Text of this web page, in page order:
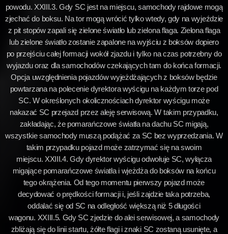
powodu. XXIII.3. Gdy SC jest na miejscu, samochody rajdowe mogą
zjechać do boksu. Na tor mogą wrócić tylko wtedy, gdy na wyjeździe
z pit stopów zapali się zielone światło lub zielona flaga. Zielona flaga
lub zielone światło zostanie zapalone na wyjściu z boksów dopiero
po przejściu całej formacji wokół zjazdu i tylko na czas potrzebny do
wyjazdu oraz dla samochodów czekających tam do końca formacji.
Opcja uwzględnienia pojazdów wyjeżdżających z boksów będzie
powtarzana na polecenie dyrektora wyścigu na każdym torze pod
SC. W określonych okolicznościach dyrektor wyścigu może
nakazać SC przejazd przez aleję serwisową. W takim przypadku,
zakładając, że pomarańczowe światła na dachu SC migają,
wszystkie samochody muszą podążać za SC bez wyprzedzania. W
takim przypadku pojazd może zatrzymać się na swoim
miejscu. XXIII.4. Gdy dyrektor wyścigu odwołuje SC, wyłącza
migające pomarańczowe światła i wjeżdża do boksów na końcu
tego okrążenia. Od tego momentu pierwszy pojazd może
decydować o prędkości formacji i, jeśli zajdzie taka potrzeba,
oddalać się od SC na odległość większą niż 5 długości
wagonu. XXIII.5. Gdy SC zjedzie do alei serwisowej, a samochody
zbliżają się do linii startu, żółte flagi i znaki SC zostaną usunięte, a